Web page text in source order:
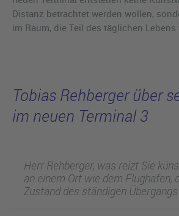
Distanz betrachtet werden wollen,
im Raum, die Teil des täglichen Lebens
Tobias Rehberger über
im neuen Terminal 3
Herr Rehberger, was reizt Sie
an einem Ort wie dem Flughafen,
Zustand des ständigen